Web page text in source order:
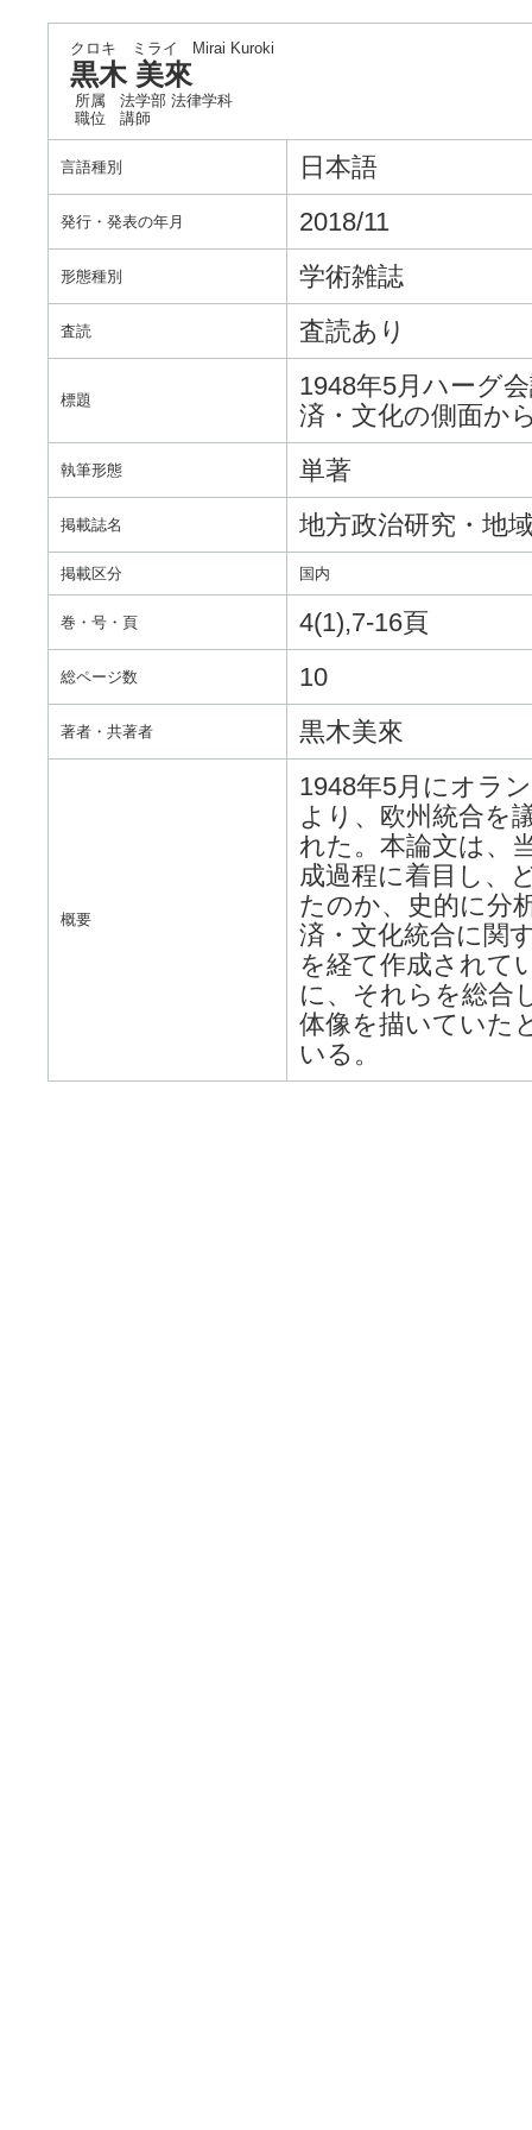
クロキ ミライ Mirai Kuroki
黒木 美來
所属
法学部 法律学科
職位
講師
言語種別 日本語
発行・発表の年月 2018/11
形態種別 学術雑誌
査読 査読あり
標題
1948年5月ハーグ
済・文化の側面か
執筆形態 単著
掲載誌名 地方政治研究・地
掲載区分 国内
巻・号・頁 4(1),7-16頁
総ページ数 10
著者・共著者 黒木美來
概要
1948年5月にオラ
より、欧州統合を
れた。本論文は、
成過程に着目し、
たのか、史的に分
済・文化統合に関
を経て作成されて
に、それらを総合
体像を描いていた
いる。